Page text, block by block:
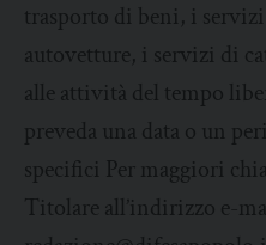
trasporto di beni, i
autovetture, i servizi di
alle attività del tempo
preveda una data o un
specifici Per maggiori
Titolare all’indirizzo e-